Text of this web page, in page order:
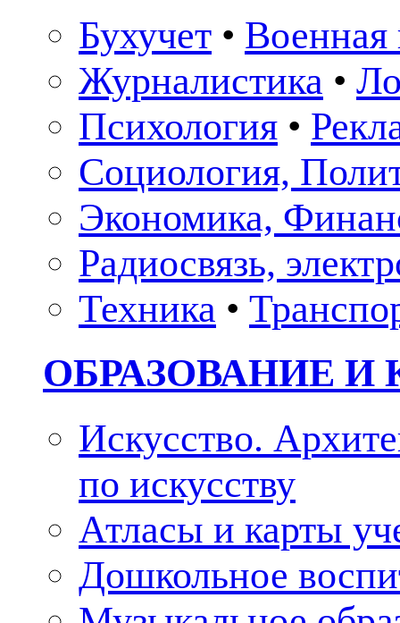
Бухучет • Военная
Журналистика •
Психология •
Социология,
Экономика,
Радиосвязь,
Техника •
ОБРАЗОВАНИЕ И
Искусство.
по искусству
Атласы и карты
Дошкольное